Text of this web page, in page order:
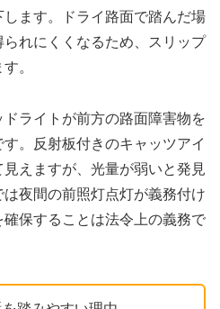
ます。ドライ路面で踏んだ場
れにくくなるため、スリップ
。
ライトが前方の路面障害物を
。反射板付きのキャッツアイ
えますが、光量が弱いと発見
夜間の前照灯点灯が義務付け
保することは法令上の義務で